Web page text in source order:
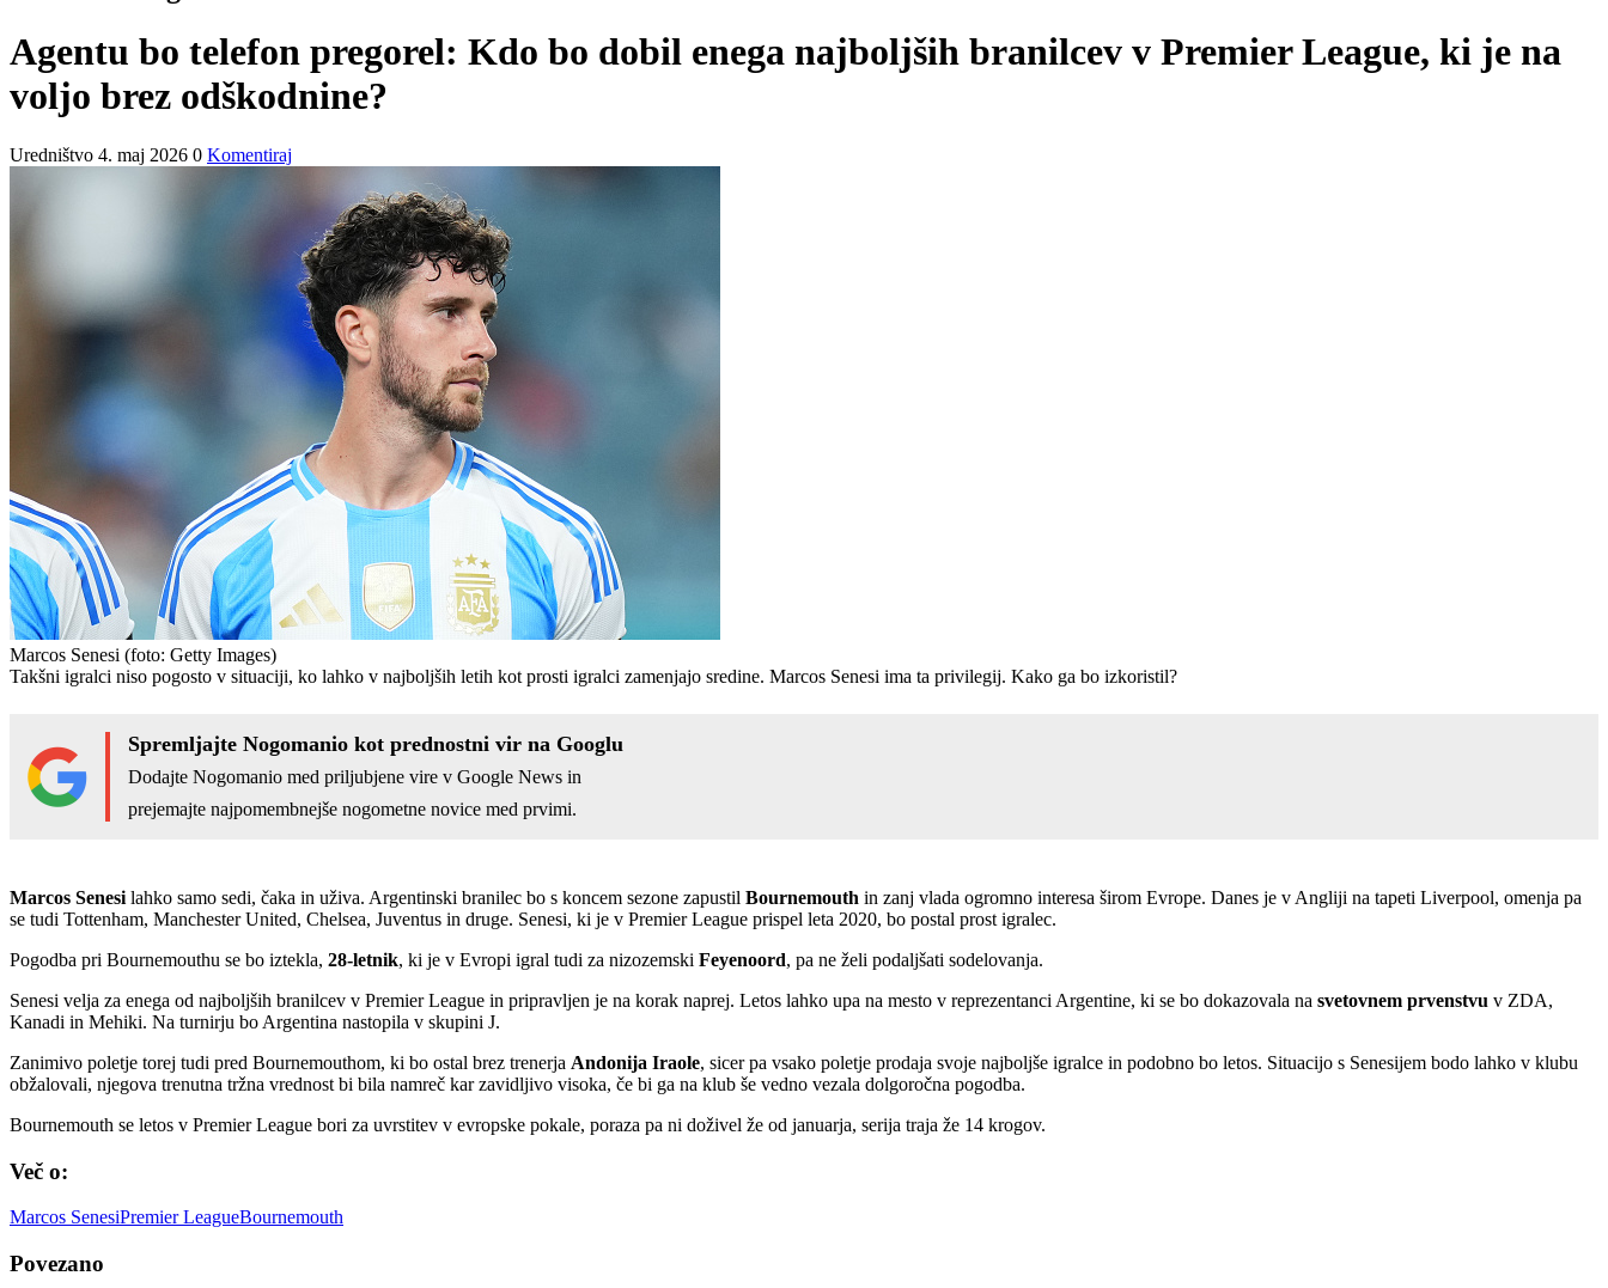
Agentu bo telefon pregorel: Kdo bo dobil enega najboljših branilcev v Premier League, ki je na
voljo brez odškodnine?
Uredništvo 4. maj 2026 0 Komentiraj
Marcos Senesi (foto: Getty Images)
Takšni igralci niso pogosto v situaciji, ko lahko v najboljših letih kot prosti igralci zamenjajo sredine. Marcos Senesi ima ta privilegij. Kako ga bo izkoristil?
Spremljajte Nogomanio kot prednostni vir na Googlu
Dodajte Nogomanio med priljubjene vire v Google News in
prejemajte najpomembnejše nogometne novice med prvimi.
Marcos Senesi lahko samo sedi, čaka in uživa. Argentinski branilec bo s koncem sezone zapustil Bournemouth in zanj vlada ogromno interesa širom Evrope. Danes je v Angliji na tapeti Liverpool, omenja pa
se tudi Tottenham, Manchester United, Chelsea, Juventus in druge. Senesi, ki je v Premier League prispel leta 2020, bo postal prost igralec.
Pogodba pri Bournemouthu se bo iztekla, 28-letnik, ki je v Evropi igral tudi za nizozemski Feyenoord, pa ne želi podaljšati sodelovanja.
Senesi velja za enega od najboljših branilcev v Premier League in pripravljen je na korak naprej. Letos lahko upa na mesto v reprezentanci Argentine, ki se bo dokazovala na svetovnem prvenstvu v ZDA,
Kanadi in Mehiki. Na turnirju bo Argentina nastopila v skupini J.
Zanimivo poletje torej tudi pred Bournemouthom, ki bo ostal brez trenerja Andonija Iraole, sicer pa vsako poletje prodaja svoje najboljše igralce in podobno bo letos. Situacijo s Senesijem bodo lahko v klubu
obžalovali, njegova trenutna tržna vrednost bi bila namreč kar zavidljivo visoka, če bi ga na klub še vedno vezala dolgoročna pogodba.
Bournemouth se letos v Premier League bori za uvrstitev v evropske pokale, poraza pa ni doživel že od januarja, serija traja že 14 krogov.
Več o:
Marcos SenesiPremier LeagueBournemouth
Povezano